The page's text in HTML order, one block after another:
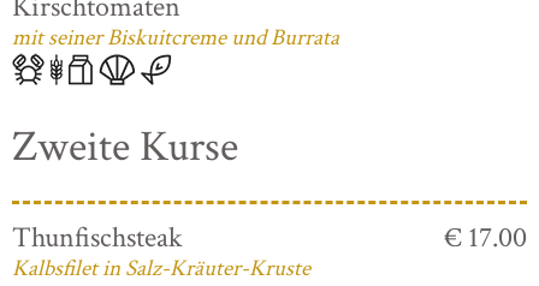
mit seiner Biskuitcreme und Burrata
Zweite Kurse
Thunfischsteak
Kalbsfilet in Salz-Kräuter-Kruste
€ 17.00